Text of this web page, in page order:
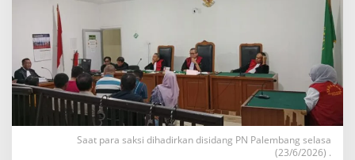
b
a
n
g
Saat para saksi dihadirkan disidang PN Palembang selasa
(23/6/2026) .